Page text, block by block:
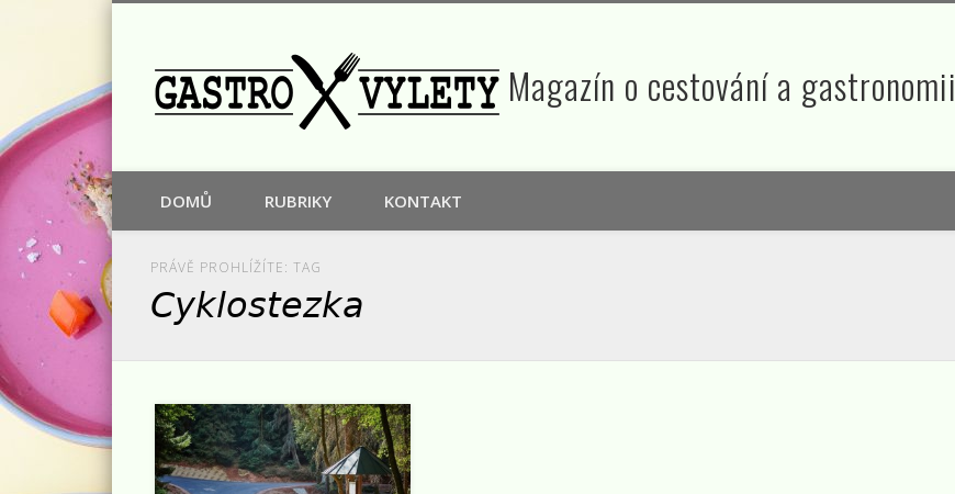
Magazín o cestování a gastronomii
FacebookGoogle+
DOMŮ RUBRIKY KONTAKT
PRÁVĚ PROHLÍŽÍTE: TAG
Cyklostezka